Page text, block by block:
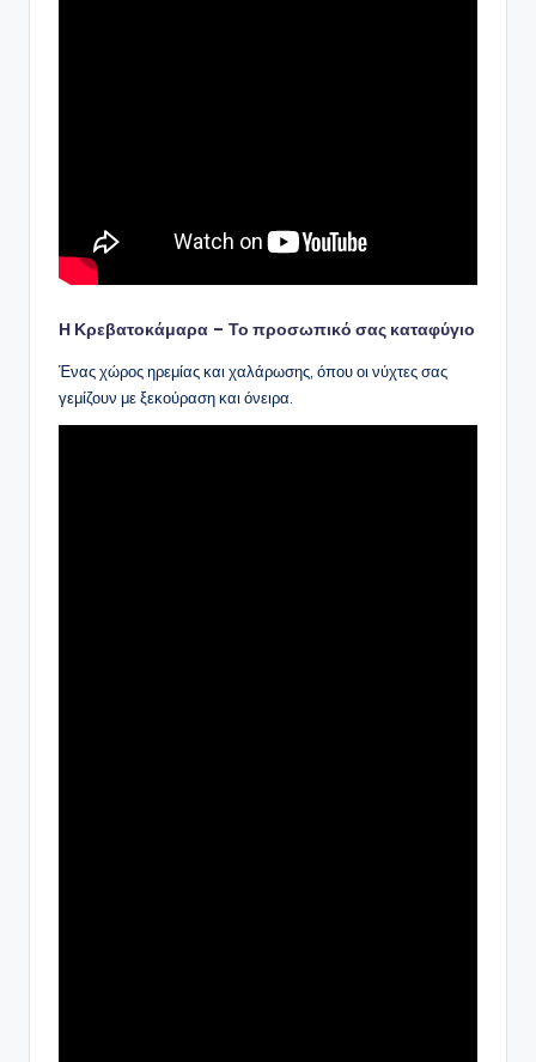
Η Κρεβατοκάμαρα – Το προσωπικό σας καταφύγιο
Ένας χώρος ηρεμίας και χαλάρωσης, όπου οι νύχτες σας
γεμίζουν με ξεκούραση και όνειρα.